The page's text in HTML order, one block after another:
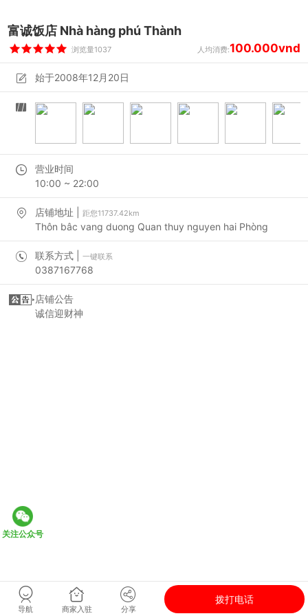
富诚饭店 Nhà hàng phú Thành
浏览量1037 人均消费:100.000vnd
始于2008年12月20日
营业时间
10:00 ~ 22:00
店铺地址 | 距您11737.42km
Thôn bâc vang duong Quan thuy nguyen hai Phòng
联系方式 |一键联系
0387167768
店铺公告
诚信迎财神
导航 商家入驻 分享
拨打电话
关注公众号